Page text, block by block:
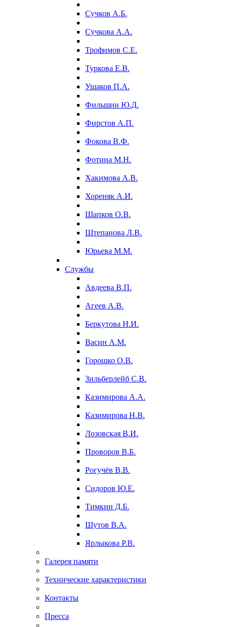
Сучков А.Б.
Сучкова А.А.
Трофимов С.Е.
Туркова Е.В.
Ушаков П.А.
Фильшин Ю.Д.
Фирстов А.П.
Фокова В.Ф.
Фотина М.Н.
Хакимова А.В.
Хореняк А.И.
Шапков О.В.
Штепанова Л.В.
Юрьева М.М.
Службы
Авдеева В.П.
Агеев А.В.
Беркутова Н.И.
Васин А.М.
Горошко О.В.
Зильберлейб С.В.
Казимирова А.А.
Казимирова Н.В.
Лозовская В.И.
Проворов В.Б.
Рогучёв В.В.
Сидоров Ю.Е.
Тимкин Д.Б.
Шутов В.А.
Ярлыкова Р.В.
Галерея памяти
Технические характеристики
Контакты
Пресса